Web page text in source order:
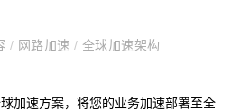
/ 网路加速/ 全球加速架构
加速方案，将您的业务加速部署至全